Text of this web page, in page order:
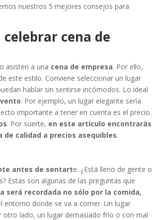
nuestros 5 mejores consejos para
cena de
asisten a una cena de empresa. Por ello,
este estilo. Conviene seleccionar un lugar
hablar sin sentirse incómodos. Lo ideal
. Por ejemplo, un lugar elegante sería
importante a tener en cuenta es el precio.
. Por suerte, en este artículo encontrarás
de calidad a precios asequibles.
antes de sentarte. ¿Está lleno de gente o
Estas son algunas de las preguntas que
será recordada no sólo por la comida,
donde se va a comer. Un lugar
lado, un lugar demasiado frío o con mal